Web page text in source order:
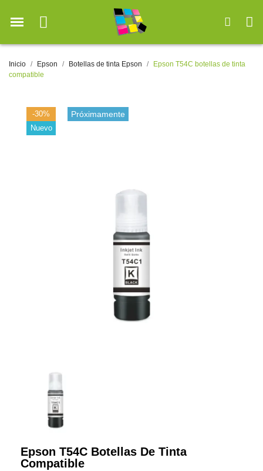
Inicio Epson Botellas de tinta Epson
Epson T54C botellas de tinta
compatible
-30%
Nuevo
Próximamente
Epson T54C Botellas De Tinta
Compatible